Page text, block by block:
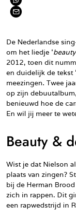
De Nederlandse
om het liedje ‘
2012, toen dit
en duidelijk de tekst
meezingen. Twee
op zijn
benieuwd hoe de
En wil jij meer te
Beauty &
Wist je dat Nielson
plaats van zingen?
bij de Herman
zich in rappen. Dit
een rapwedstrijd in